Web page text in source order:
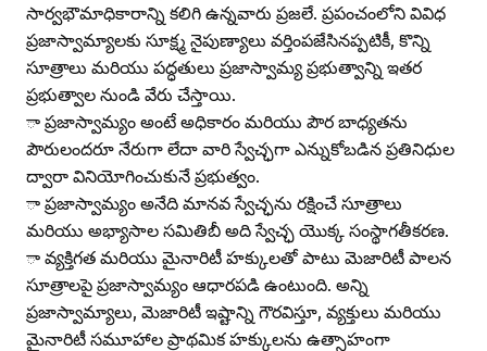
సార్వభౌమాధికారాన్ని కలిగి ఉన్నవారు ప్రజలే. ప్రపంచంలోని వివిధ
ప్రజాస్వామ్యాలకు సూక్ష్మ నైపుణ్యాలు వర్తింపజేసినప్పటికీ, కొన్ని
సూత్రాలు మరియు పద్ధతులు ప్రజాస్వామ్య ప్రభుత్వాన్ని ఇతర
ప్రభుత్వాల నుండి వేరు చేస్తాయి.
ా ప్రజాస్వామ్యం అంటే అధికారం మరియు పౌర బాధ్యతను
పౌరులందరూ నేరుగా లేదా వారి స్వేచ్ఛగా ఎన్నుకోబడిన ప్రతినిధుల
ద్వారా వినియోగించుకునే ప్రభుత్వం.
ా ప్రజాస్వామ్యం అనేది మానవ స్వేచ్ఛను రక్షించే సూత్రాలు
మరియు అభ్యాసాల సమితిబీ అది స్వేచ్ఛ యొక్క సంస్థాగతీకరణ.
ా వ్యక్తిగత మరియు మైనారిటీ హక్కులతో పాటు మెజారిటీ పాలన
సూత్రాలపై ప్రజాస్వామ్యం ఆధారపడి ఉంటుంది. అన్ని
ప్రజాస్వామ్యాలు, మెజారిటీ ఇష్టాన్ని గౌరవిస్తూ, వ్యక్తులు మరియు
మైనారిటీ సమూహాల ప్రాథమిక హక్కులను ఉత్సాహంగా